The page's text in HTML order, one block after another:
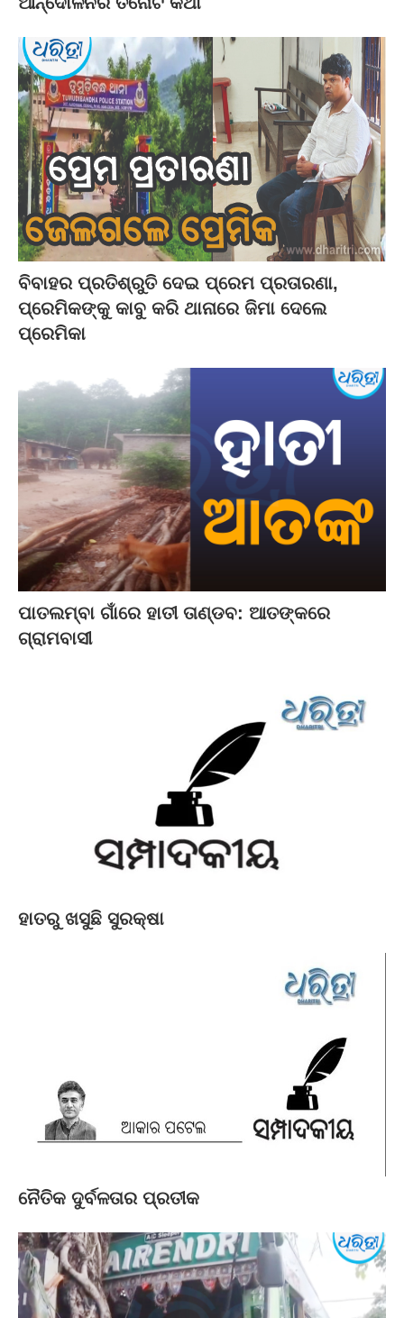
ବିବାହର ପ୍ରତିଶ୍ରୁତି ଦେଇ ପ୍ରେମ ପ୍ରତାରଣା,
ପ୍ରେମିକଙ୍କୁ କାବୁ କରି ଥାନାରେ ଜିମା ଦେଲେ
ପ୍ରେମିକା
ପାତଲମ୍ବା ଗାଁରେ ହାତୀ ତାଣ୍ଡବ: ଆତଙ୍କରେ
ଗ୍ରାମବାସୀ
ହାତରୁ ଖସୁଛି ସୁରକ୍ଷା
ନୈତିକ ଦୁର୍ବଳତାର ପ୍ରତୀକ